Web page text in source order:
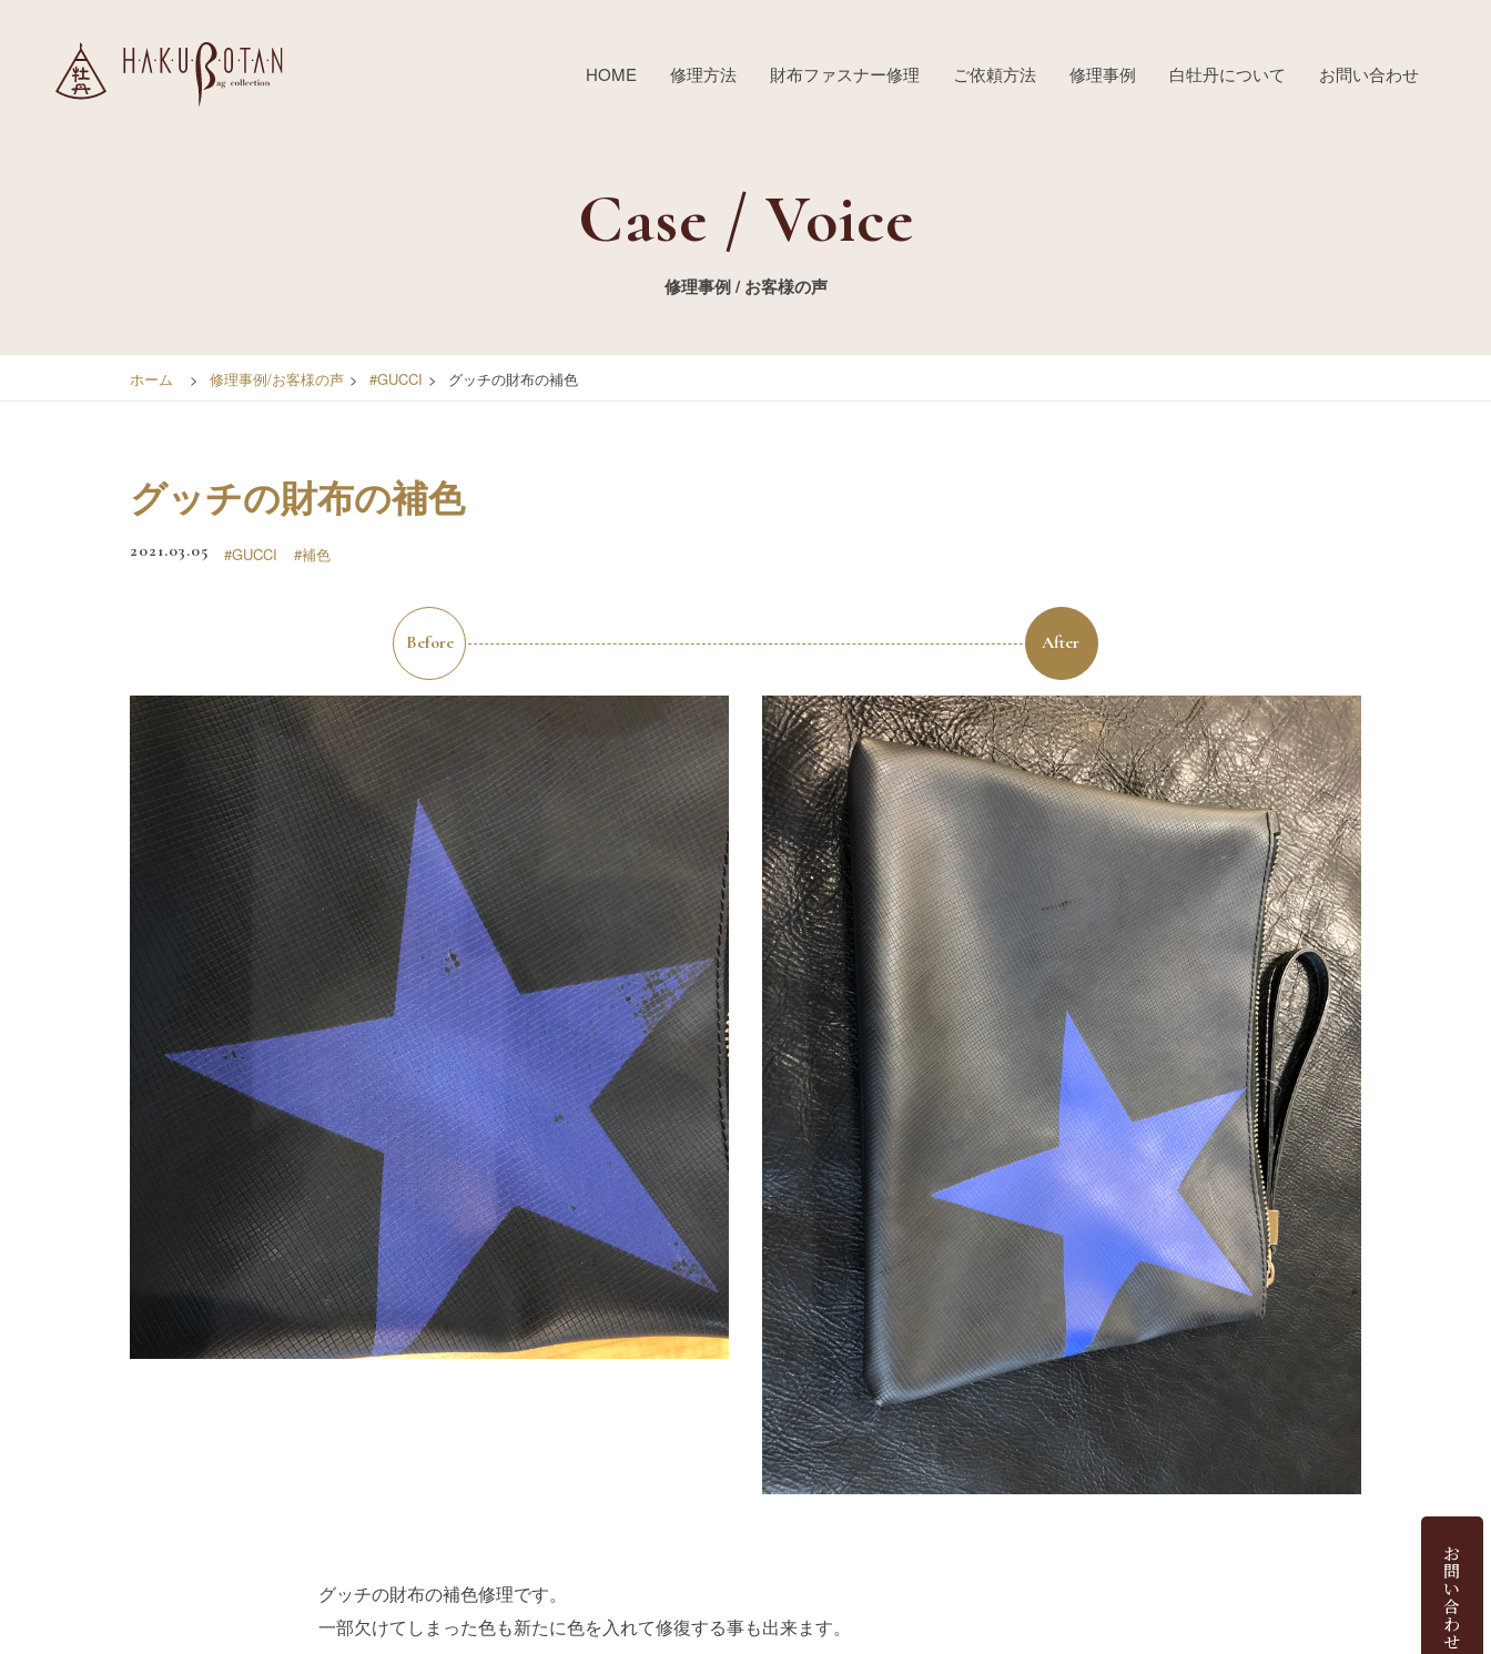
HOME 修理方法 財布ファスナー修理 ご依頼方法 修理事例 白牡丹について お問い合わせ
お
問
い
合
わ
せ
Case / Voice
修理事例 / お客様の声
ホーム > 修理事例/お客様の声 > #GUCCI > グッチの財布の補色
グッチの財布の補色
2021.03.05 #GUCCI #補色
グッチの財布の補色修理です。
一部欠けてしまった色も新たに色を入れて修復する事も出来ます。